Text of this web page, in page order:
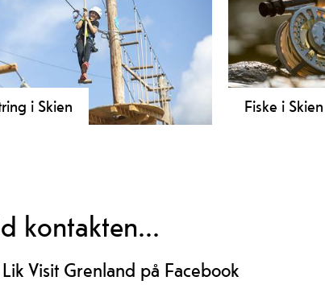
i Skien Fiske i Skien
kontakten...
Lik Visit Grenland på Facebook